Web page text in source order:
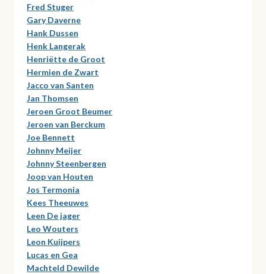
Fred Stuger
Gary Daverne
Hank Dussen
Henk Langerak
Henriëtte de Groot
Hermien de Zwart
Jacco van Santen
Jan Thomsen
Jeroen Groot Beumer
Jeroen van Berckum
Joe Bennett
Johnny Meijer
Johnny Steenbergen
Joop van Houten
Jos Termonia
Kees Theeuwes
Leen De jager
Leo Wouters
Leon Kuijpers
Lucas en Gea
Machteld Dewilde